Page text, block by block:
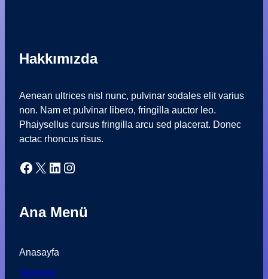
Hakkımızda
Aenean ultrices nisl nunc, pulvinar sodales elit varius
non. Nam et pulvinar libero, fringilla auctor leo.
Phaiysellus cursus fringilla arcu sed placerat. Donec
actac rhoncus risus.
Facebook X LinkedIn Instagram
Ana Menü
Anasayfa
Services